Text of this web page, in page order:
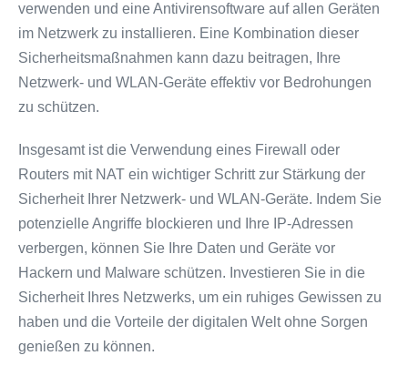
verwenden und eine Antivirensoftware auf allen Geräten
im Netzwerk zu installieren. Eine Kombination dieser
Sicherheitsmaßnahmen kann dazu beitragen, Ihre
Netzwerk- und WLAN-Geräte effektiv vor Bedrohungen
zu schützen.
Insgesamt ist die Verwendung eines Firewall oder
Routers mit NAT ein wichtiger Schritt zur Stärkung der
Sicherheit Ihrer Netzwerk- und WLAN-Geräte. Indem Sie
potenzielle Angriffe blockieren und Ihre IP-Adressen
verbergen, können Sie Ihre Daten und Geräte vor
Hackern und Malware schützen. Investieren Sie in die
Sicherheit Ihres Netzwerks, um ein ruhiges Gewissen zu
haben und die Vorteile der digitalen Welt ohne Sorgen
genießen zu können.